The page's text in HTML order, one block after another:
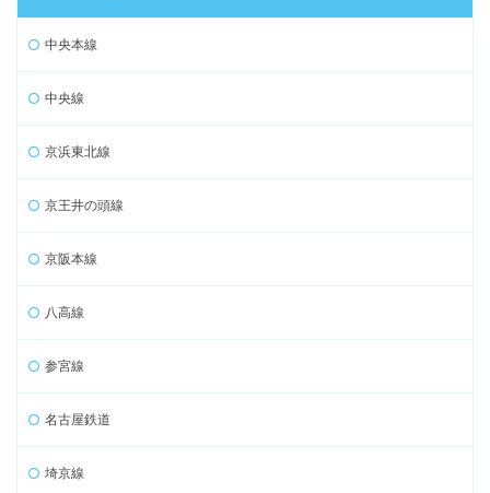
中央本線
中央線
京浜東北線
京王井の頭線
京阪本線
八高線
参宮線
名古屋鉄道
埼京線